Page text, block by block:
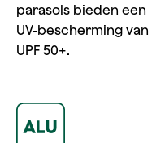
parasols bieden een
UV-bescherming van
UPF 50+.